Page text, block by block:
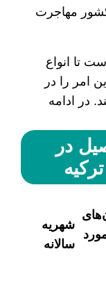
کشور مهاجرت
تا انواع
امر را در
در ادامه
در
شهریه
سالانه